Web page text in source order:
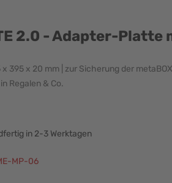
metaBOX -
2.0 - Adapter-Platte
395 x 20 mm | zur Sicherung der
Regalen & Co.
in 2-3 Werktagen
MP-06